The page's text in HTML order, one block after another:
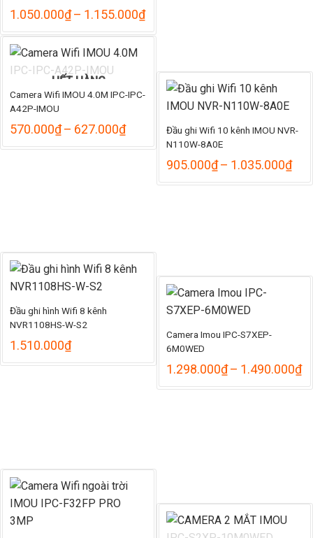
1.050.000₫– 1.155.000₫Khoảng
từ
1.155.000₫
HẾT HÀNG
Camera Wifi IMOU 4.0M IPC-IPC-
A42P-IMOU
570.000₫– 627.000₫Khoảng
từ
570.000₫
Đầu ghi Wifi 10 kênh IMOU NVR-
N110W-8A0E
905.000₫– 1.035.000₫
từ
Đầu ghi hình Wifi 8 kênh
NVR1108HS-W-S2
1.510.000₫
Camera Imou IPC-S7XEP-
6M0WED
1.298.000₫– 1.490.000₫
từ